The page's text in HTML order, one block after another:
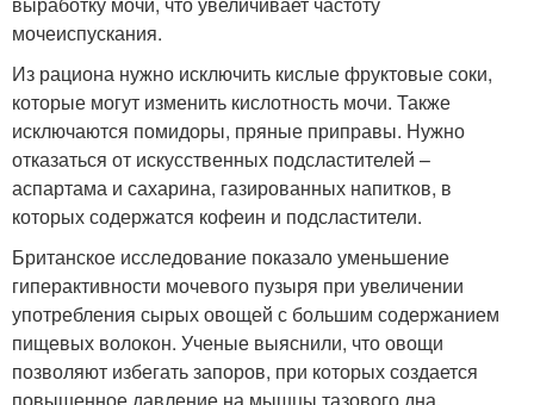
мочеиспускания.
Из рациона нужно исключить кислые фруктовые соки,
которые могут изменить кислотность мочи. Также
исключаются помидоры, пряные приправы. Нужно
отказаться от искусственных подсластителей –
аспартама и сахарина, газированных напитков, в
которых содержатся кофеин и подсластители.
Британское исследование показало уменьшение
гиперактивности мочевого пузыря при увеличении
употребления сырых овощей с большим содержанием
пищевых волокон. Ученые выяснили, что овощи
позволяют избегать запоров, при которых создается